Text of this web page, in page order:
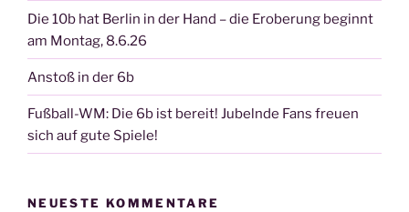
Die 10b hat Berlin in der Hand – die Eroberung beginnt
am Montag, 8.6.26
Anstoß in der 6b
Fußball-WM: Die 6b ist bereit! Jubelnde Fans freuen
sich auf gute Spiele!
NEUESTE KOMMENTARE